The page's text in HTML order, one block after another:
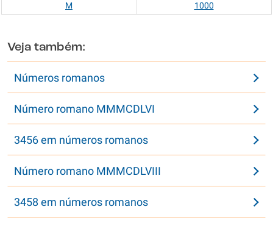
M
1000
Veja também:
Números romanos
Número romano MMMCDLVI
3456 em números romanos
Número romano MMMCDLVIII
3458 em números romanos